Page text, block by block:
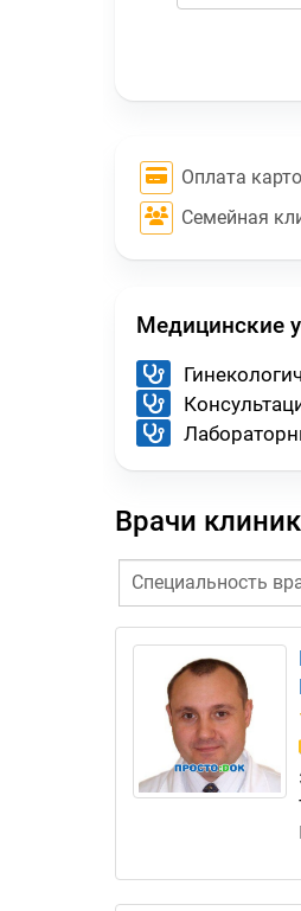
Оплата
Семейная
Медицинские
Врачи
Специальность